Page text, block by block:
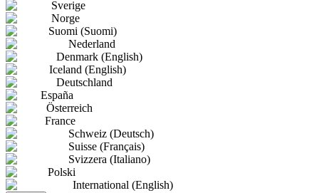
Sverige
Norge
Suomi (Suomi)
Nederland
Denmark (English)
Iceland (English)
Deutschland
España
Österreich
France
Schweiz (Deutsch)
Suisse (Français)
Svizzera (Italiano)
Polski
International (English)